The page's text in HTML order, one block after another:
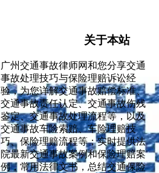
关于本站
广州交通事故律师网和您分享交通
事故处理技巧与保险理赔诉讼经
验，为您详解交通事故赔偿标准、
交通事故责任认定、交通事故伤残
鉴定、交通事故处理流程等，以及
交通事故车险索赔、车险理赔技
巧、保险理赔流程等；实时提供法
院最新交通事故案例和保险理赔案
例，常用法律文书，总结交通保险